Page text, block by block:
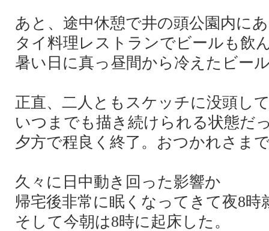
あと、途中休憩で井の頭公園内に
タイ料理レストランでビールも飲
暑い日に真っ昼間から冷えたビー
正直、二人ともスケッチに没頭し
いつまでも描き続けられる状態だ
夕方で程良く終了。おつかれさま
久々に日中動き回った影響か
帰宅後非常に眠くなってきて夜8時
そして今朝は8時に起床した。